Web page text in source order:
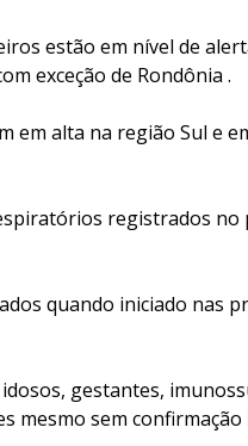
estão em nível de
exceção de Rondônia .
em alta na região Sul e
registrados no
quando iniciado nas
gestantes,
mesmo sem